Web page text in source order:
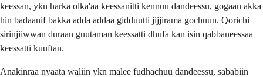
keessan, ykn harka olka'aa keessanitti kennuu dandeessu, gogaan akka
hin badaanif bakka adda addaa gidduutti jijjirama gochuun. Qorichi
sirinjiiwwan duraan guutaman keessatti dhufa kan isin qabbaneessaa
keessatti kuuftan.
Anakinraa nyaata waliin ykn malee fudhachuu dandeessu, sababiin